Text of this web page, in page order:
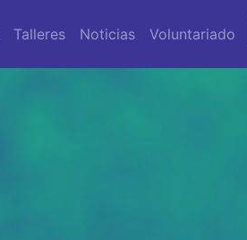
Talleres Noticias Voluntariado